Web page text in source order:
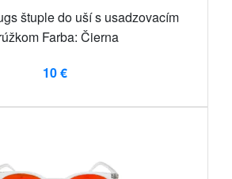
štuple do uší s usadzovacím
Farba: Čierna
10 €